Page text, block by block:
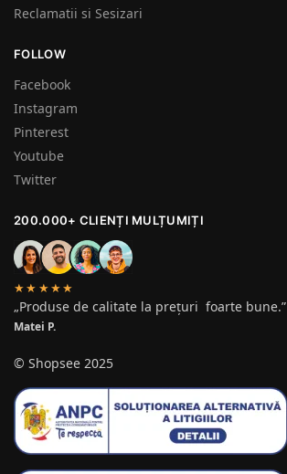
Reclamatii si Sesizari
FOLLOW
Facebook
Instagram
Pinterest
Youtube
Twitter
200.000+ CLIENȚI MULȚUMIȚI
★★★★★
„Produse de calitate la prețuri foarte bune.”
Matei P.
© Shopsee 2025